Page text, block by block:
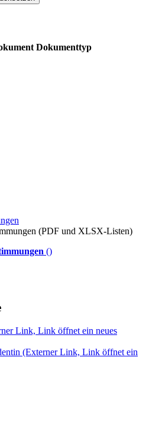
Dokumenttyp
(PDF und XLSX-Listen)
()
Link, Link öffnet ein neues
(Externer Link, Link öffnet ein